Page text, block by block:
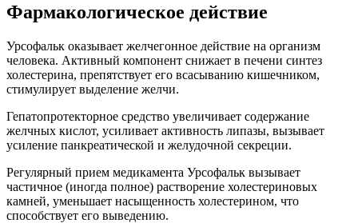
Фармакологическое действие
Урсофальк оказывает желчегонное действие на организм
человека. Активный компонент снижает в печени синтез
холестерина, препятствует его всасыванию кишечником,
стимулирует выделение желчи.
Гепатопротекторное средство увеличивает содержание
желчных кислот, усиливает активность липазы, вызывает
усиление панкреатической и желудочной секреции.
Регулярный прием медикамента Урсофальк вызывает
частичное (иногда полное) растворение холестериновых
камней, уменьшает насыщенность холестерином, что
способствует его выведению.